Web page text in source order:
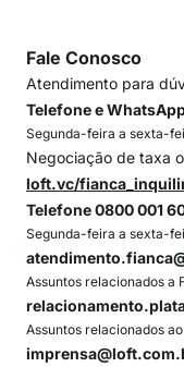
Fale Conosco
Atendimento para
Telefone e
Segunda-feira a sexta-
Negociação de taxa
loft.vc/
Telefone 0800 001
Segunda-feira a sexta-
Assuntos relacionados a
Assuntos relacionados